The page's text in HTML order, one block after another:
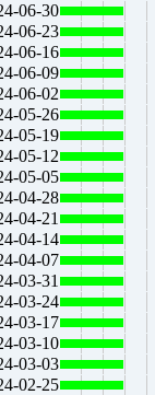
06-30
06-23
06-16
06-09
06-02
05-26
05-19
05-12
05-05
04-28
04-21
04-14
04-07
03-31
03-24
03-17
03-10
03-03
02-25